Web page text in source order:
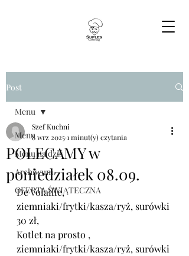
Post
Menu
Menu na dziś
Archiwum
OFERTA ŚWIĄTECZNA
Menu
POLECAMY w
poniedziałek 08.09.
Szef Kuchni
8 wrz 20251 minut(y) czytania
De Volaille,
ziemniaki/frytki/kasza/ryż, surówki
30 zł,
Kotlet na prosto ,
ziemniaki/frytki/kasza/ryż, surówki